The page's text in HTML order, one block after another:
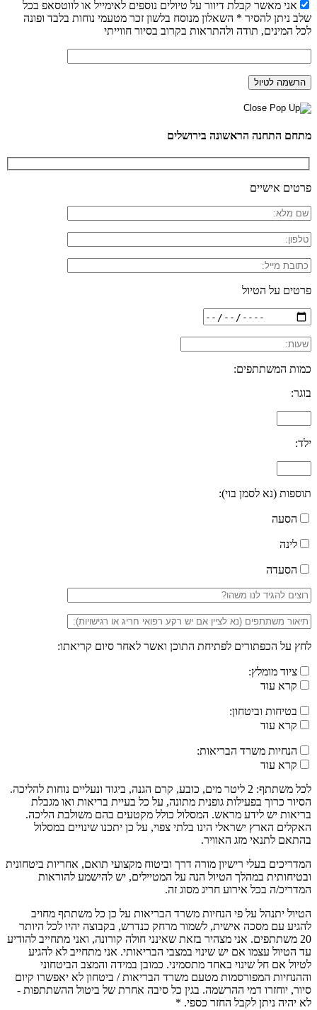
אני מאשר קבלת דיוור על טיולים נוספים לאימייל או לווטסאפ בכל
שלב ניתן להסיר * השאלון מנוסח בלשון זכר מטעמי נוחות בלבד ופונה
לכל המינים, תודה ולהתראות בקרוב בסיור חווייתי
מתחם התחנה הראשונה בירושלים
פרטים אישיים
פרטים על הטיול
כמות המשתתפים:
בוגר:
ילד:
תוספות (נא לסמן בוי):
הסעה
לינה
הסעדה
לחץ על הכפתורים לפתיחת התוכן ואשר לאחר סיום קריאתו:
ציוד מומלץ:
קרא עוד
בטיחות וביטחון:
קרא עוד
הנחיות משרד הבריאות:
קרא עוד
לכל משתתף: 2 ליטר מים, כובע, קרם הגנה, ביגוד ונעליים נוחות להליכה.
הסיור כרוך בפעילות גופנית מתונה, על כל בעיית בריאות ואו מגבלת
בריאות יש לידע מראש. המסלול כולל מקטעים בהם משולבת הליכה.
האקלים הארץ ישראלי הינו בלתי צפוי, על כן יתכנו שינויים במסלול
בהתאם לתנאי מזג האוויר.
המדריכים בעלי רישיון מורה דרך וביטוח מקצועי תואם, אחריות ביטחונית
ובטיחותית במהלך הטיול הנה על המטיילים, יש להישמע להוראות
המדריכ/ה בכל אירוע חריג מסוג זה.
הטיול יתנהל על פי הנחיות משרד הבריאות על כן כל משתתף מחויב
להגיע עם מסכה אישית, לשמור מרחק כנדרש, בקבוצה יהיו לכל היותר
20 משתתפים. אני מצהיר בזאת שאינני חולה קורונה, ואני מתחייב להודיע
עד הטיול עצמו אם יש שינוי במצבי הבריאותי. אני מתחייב לא להגיע
לטיול אם חל שינוי באחד מתסמיני. כמובן במידה והמצב הביטחוני
וההנחיות המפורסמות מטעם משרד הבריאות / ביטחון לא יאפשרו קיום
סיור, יוחזרו דמי ההרשמה. בגין כל סיבה אחרת של ביטול ההשתתפות -
לא יהיה ניתן לקבל החזר כספי. *